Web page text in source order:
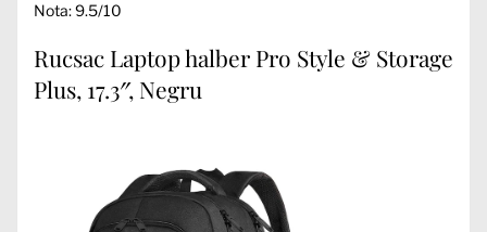
Nota: 9.5/10
Rucsac Laptop halber Pro Style & Storage
Plus, 17.3″, Negru